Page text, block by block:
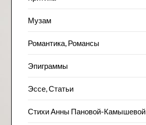
Музам
Романтика, Романсы
Эпиграммы
Эссе, Статьи
Стихи Анны Пановой-Камышевой